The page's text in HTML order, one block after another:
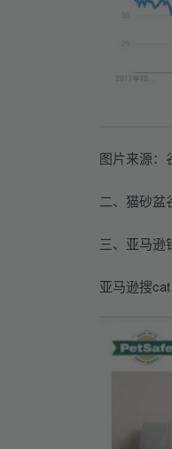
图片来源：
二、猫砂盆
三、亚马逊
亚马逊搜